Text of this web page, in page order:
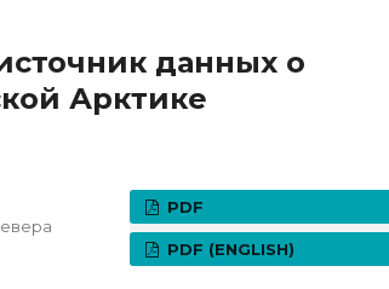
данных о
Арктике
PDF
PDF (ENGLISH)